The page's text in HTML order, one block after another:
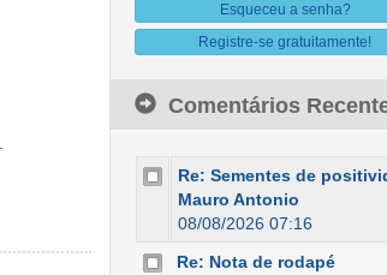
Esqueceu a senha?
Registre-se gratuitamente!
Comentários
Re: Sementes de
Mauro Antonio
08/08/2026 07:16
Re: Nota de rodapé